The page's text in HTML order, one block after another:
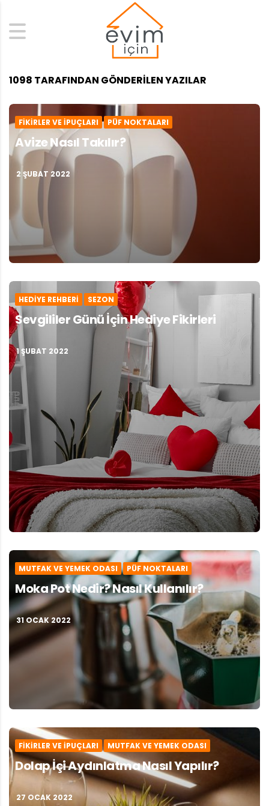
Search
1098 TARAFINDAN GÖNDERILEN YAZILAR
FIKIRLER VE İPUÇLARI PÜF NOKTALARI
Avize Nasıl Takılır?
2 ŞUBAT 2022
HEDIYE REHBERI SEZON
Sevgililer Günü İçin Hediye Fikirleri
1 ŞUBAT 2022
MUTFAK VE YEMEK ODASI PÜF NOKTALARI
Moka Pot Nedir? Nasıl Kullanılır?
31 OCAK 2022
FIKIRLER VE İPUÇLARI MUTFAK VE YEMEK ODASI
Dolap İçi Aydınlatma Nasıl Yapılır?
27 OCAK 2022